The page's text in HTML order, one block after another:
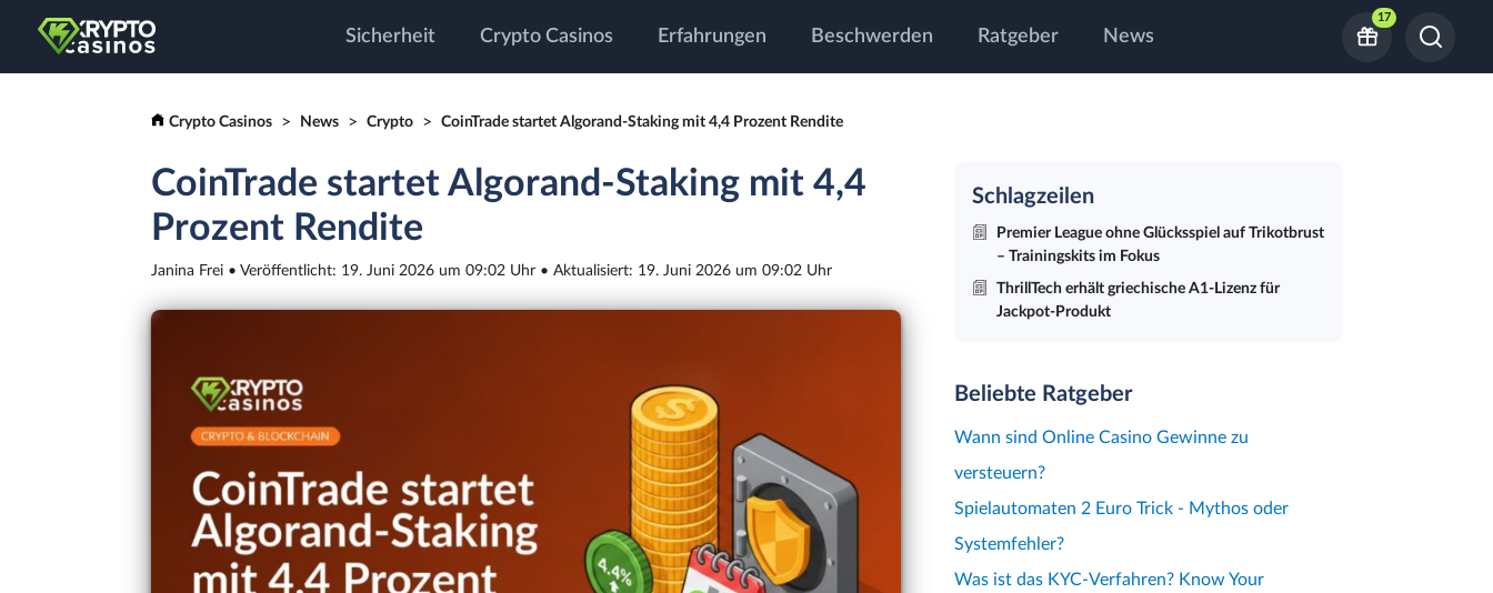
Sicherheit Crypto Casinos Erfahrungen Beschwerden Ratgeber News
17
Crypto Casinos News Crypto CoinTrade startet Algorand-Staking mit 4,4 Prozent Rendite
CoinTrade startet Algorand-Staking mit 4,4
Prozent Rendite
Janina Frei • Veröffentlicht: 19. Juni 2026 um 09:02 Uhr • Aktualisiert: 19. Juni 2026 um 09:02 Uhr
Schlagzeilen
Premier League ohne Glücksspiel auf Trikotbrust
– Trainingskits im Fokus
ThrillTech erhält griechische A1-Lizenz für
Jackpot-Produkt
Beliebte Ratgeber
Wann sind Online Casino Gewinne zu
versteuern?
Spielautomaten 2 Euro Trick - Mythos oder
Systemfehler?
Was ist das KYC-Verfahren? Know Your